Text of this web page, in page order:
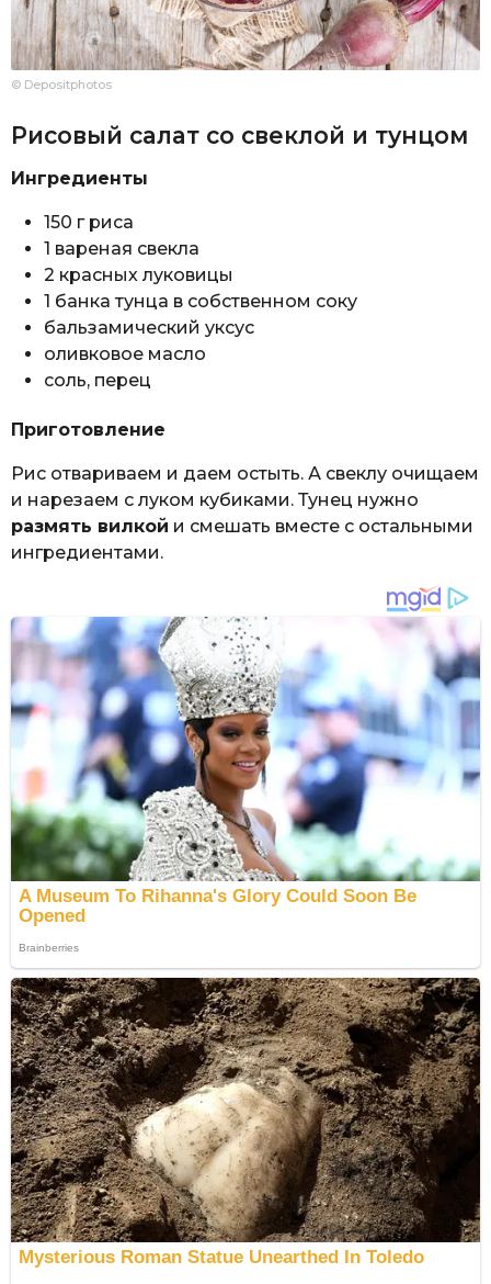
© Depositphotos
Рисовый салат со свеклой и тунцом
Ингредиенты
150 г риса
1 вареная свекла
2 красных луковицы
1 банка тунца в собственном соку
бальзамический уксус
оливковое масло
соль, перец
Приготовление
Рис отвариваем и даем остыть. А свеклу очищаем
и нарезаем с луком кубиками. Тунец нужно
размять вилкой и смешать вместе с остальными
ингредиентами.